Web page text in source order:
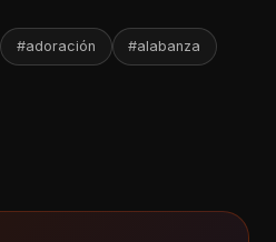
#adoración #alabanza